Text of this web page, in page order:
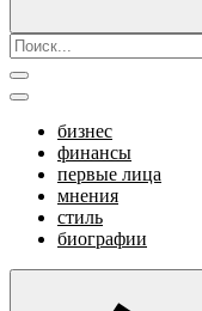
бизнес
финансы
первые лица
мнения
стиль
биографии